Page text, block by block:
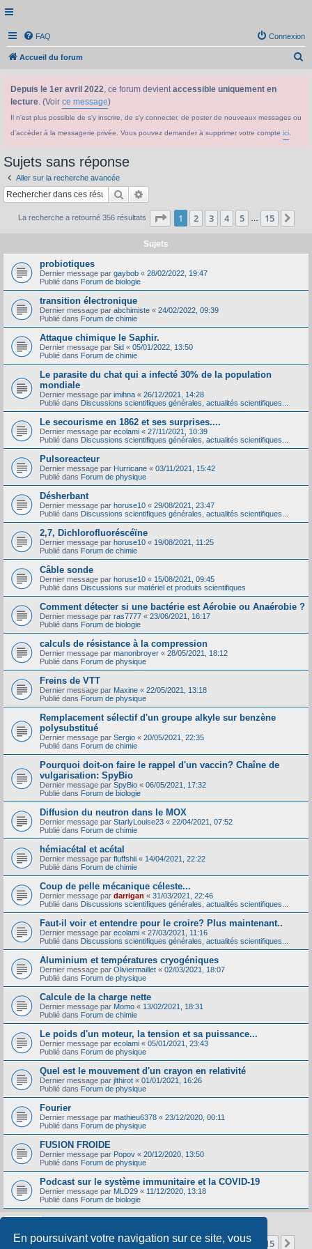
En poursuivant votre navigation sur ce site, vous
FAQ Connexion
Accueil du forum
Depuis le 1er avril 2022, ce forum devientaccessible uniquement en
lecture. (Voir ce message)
Il n'est plus possible de s'y inscrire, de s'y connecter, de poster de nouveaux messages ou
d'accéder à la messagerie privée. Vous pouvez demander à supprimer votre compte ici
Sujets sans réponse
Aller sur la recherche avancée
Rechercher
La recherche a retourné 356 résultats Page 1sur15
1 2 3 4 5 15
Sujets
probiotiques
Dernier message par gaybob « 28/02/2022, 19:47
Publié dans Forum de biologie
transition électronique
Dernier message par abchimiste « 24/02/2022, 09:39
Publié dans Forum de chimie
Attaque chimique le Saphir.
Dernier message par Sid « 05/01/2022, 13:50
Publié dans Forum de chimie
Le parasite du chat qui a infecté 30% de la population
mondiale
Dernier message par imihna « 26/12/2021, 14:28
Publié dans Discussions scientifiques générales, actualités scientifiques...
Le secourisme en 1862 et ses surprises....
Dernier message par ecolami « 27/11/2021, 10:39
Publié dans Discussions scientifiques générales, actualités scientifiques...
Pulsoreacteur
Dernier message par Hurricane « 03/11/2021, 15:42
Publié dans Forum de physique
Désherbant
Dernier message par horuse10 « 29/08/2021, 23:47
Publié dans Discussions scientifiques générales, actualités scientifiques...
2,7, Dichlorofluoréscéïne
Dernier message par horuse10 « 19/08/2021, 11:25
Publié dans Forum de chimie
Câble sonde
Dernier message par horuse10 « 15/08/2021, 09:45
Publié dans Discussions sur matériel et produits scientifiques
Comment détecter si une bactérie est Aérobie ou Anaérobie ?
Dernier message par ras7777 « 23/06/2021, 16:17
Publié dans Forum de biologie
calculs de résistance à la compression
Dernier message par manonbroyer « 28/05/2021, 18:12
Publié dans Forum de physique
Freins de VTT
Dernier message par Maxine « 22/05/2021, 13:18
Publié dans Forum de physique
Remplacement sélectif d'un groupe alkyle sur benzène
polysubstitué
Dernier message par Sergio « 20/05/2021, 22:35
Publié dans Forum de chimie
Pourquoi doit-on faire le rappel d'un vaccin? Chaîne de
vulgarisation: SpyBio
Dernier message par SpyBio « 06/05/2021, 17:32
Publié dans Forum de biologie
Diffusion du neutron dans le MOX
Dernier message par StarlyLouise23 « 22/04/2021, 07:52
Publié dans Forum de chimie
hémiacétal et acétal
Dernier message par fluffshii « 14/04/2021, 22:22
Publié dans Forum de chimie
Coup de pelle mécanique céleste...
Dernier message par darrigan « 31/03/2021, 22:46
Publié dans Discussions scientifiques générales, actualités scientifiques...
Faut-il voir et entendre pour le croire? Plus maintenant..
Dernier message par ecolami « 27/03/2021, 11:16
Publié dans Discussions scientifiques générales, actualités scientifiques...
Aluminium et températures cryogéniques
Dernier message par Oliviermaillet « 02/03/2021, 18:07
Publié dans Forum de physique
Calcule de la charge nette
Dernier message par Momo « 13/02/2021, 18:31
Publié dans Forum de chimie
Le poids d'un moteur, la tension et sa puissance...
Dernier message par ecolami « 05/01/2021, 23:43
Publié dans Forum de physique
Quel est le mouvement d'un crayon en relativité
Dernier message par jlthirot « 01/01/2021, 16:26
Publié dans Forum de physique
Fourier
Dernier message par mathieu6378 « 23/12/2020, 00:11
Publié dans Forum de physique
FUSION FROIDE
Dernier message par Popov « 20/12/2020, 13:50
Publié dans Forum de physique
Podcast sur le système immunitaire et la COVID-19
Dernier message par MLD29 « 11/12/2020, 13:18
Publié dans Forum de biologie
La recherche a retourné 356 résultats Page 1sur15
1 2 3 4 5 … 15